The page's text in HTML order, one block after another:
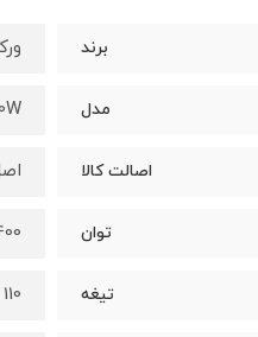
برند
مدل
اصالت کالا
توان
تیغه 110 میلیمتر